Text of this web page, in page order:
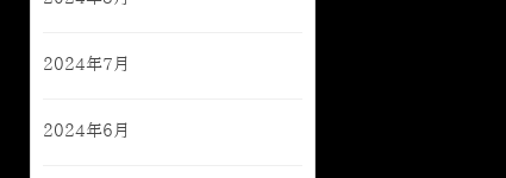
2024年7月
2024年6月